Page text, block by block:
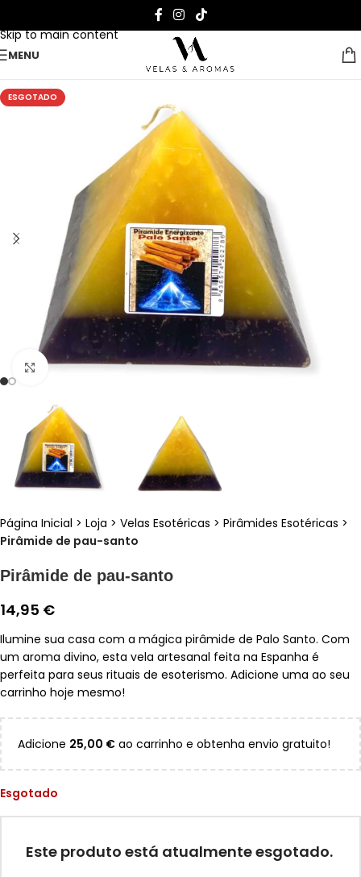
Skip to main content
MENU
ESGOTADO
Clique para ampliar
Página Inicial > Loja > Velas Esotéricas > Pirâmides Esotéricas >
Pirâmide de pau-santo
Pirâmide de pau-santo
14,95 €
Ilumine sua casa com a mágica pirâmide de Palo Santo. Com
um aroma divino, esta vela artesanal feita na Espanha é
perfeita para seus rituais de esoterismo. Adicione uma ao seu
carrinho hoje mesmo!
Adicione 25,00 € ao carrinho e obtenha envio gratuito!
Esgotado
Este produto está atualmente esgotado.